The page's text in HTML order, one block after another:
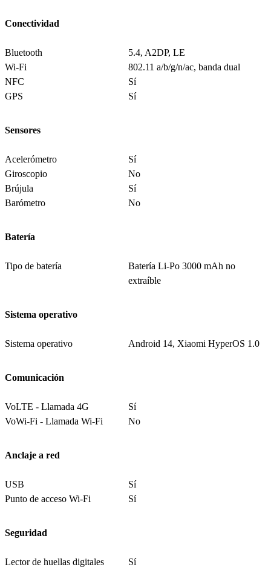
Conectividad
Bluetooth
5.4, A2DP, LE
Wi-Fi
802.11 a/b/g/n/ac, banda dual
NFC
Sí
GPS
Sí
Sensores
Acelerómetro
Sí
Giroscopio
No
Brújula
Sí
Barómetro
No
Batería
Tipo de batería
Batería Li-Po 3000 mAh no
extraíble
Sistema operativo
Sistema operativo Android 14, Xiaomi HyperOS 1.0
Comunicación
VoLTE - Llamada 4G
Sí
VoWi-Fi - Llamada Wi-Fi
No
Anclaje a red
USB
Sí
Punto de acceso Wi-Fi
Sí
Seguridad
Lector de huellas digitales
Sí